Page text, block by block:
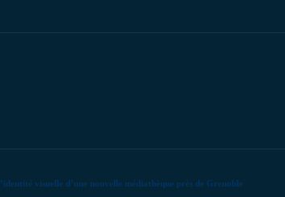
visuelle d’une nouvelle médiathèque près de Grenoble